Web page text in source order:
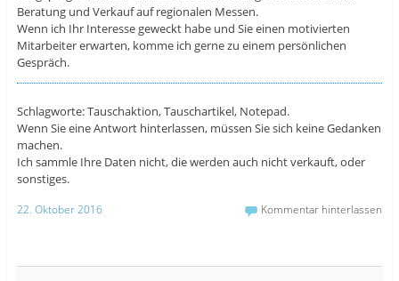
Beratung und Verkauf auf regionalen Messen.
Wenn ich Ihr Interesse geweckt habe und Sie einen motivierten
Mitarbeiter erwarten, komme ich gerne zu einem persönlichen
Gespräch.
Schlagworte: Tauschaktion, Tauschartikel, Notepad.
Wenn Sie eine Antwort hinterlassen, müssen Sie sich keine Gedanken
machen.
Ich sammle Ihre Daten nicht, die werden auch nicht verkauft, oder
sonstiges.
22. Oktober 2016 Kommentar hinterlassen